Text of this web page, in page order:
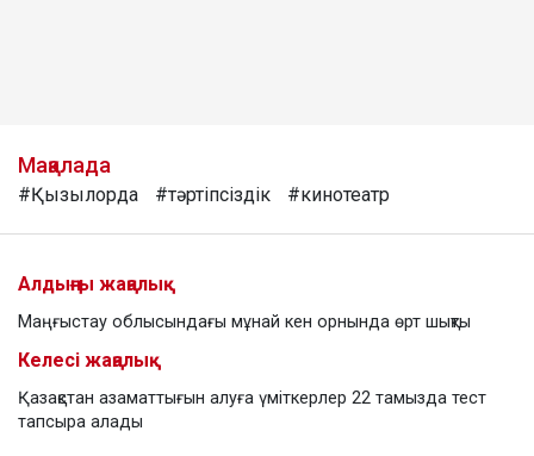
Мақалада
#Қызылорда #тәртіпсіздік #кинотеатр
Алдыңғы жаңалық
Маңғыстау облысындағы мұнай кен орнында өрт шықты
Келесі жаңалық
Қазақстан азаматтығын алуға үміткерлер 22 тамызда тест
тапсыра алады